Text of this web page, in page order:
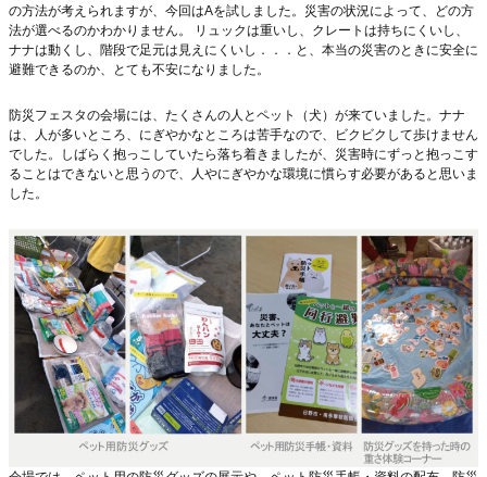
の方法が考えられますが、今回はAを試しました。災害の状況によって、どの方
法が選べるのかわかりません。 リュックは重いし、クレートは持ちにくいし、
ナナは動くし、階段で足元は見えにくいし．．．と、本当の災害のときに安全に
避難できるのか、とても不安になりました。
防災フェスタの会場には、たくさんの人とペット（犬）が来ていました。ナナ
は、人が多いところ、にぎやかなところは苦手なので、ビクビクして歩けません
でした。しばらく抱っこしていたら落ち着きましたが、災害時にずっと抱っこす
ることはできないと思うので、人やにぎやかな環境に慣らす必要があると思いま
した。